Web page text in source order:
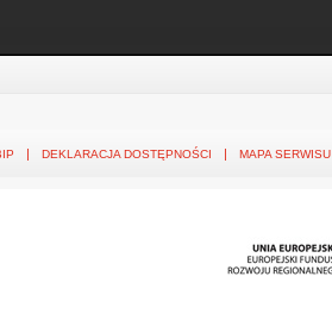
DEKLARACJA DOSTĘPNOŚCI MAPA SERWISU